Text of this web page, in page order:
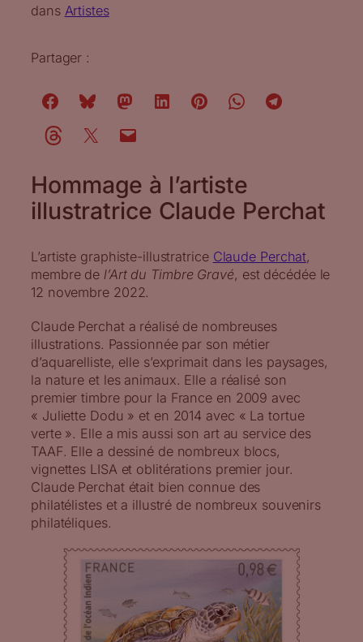
dans Artistes
Partager :
Hommage à l’artiste
illustratrice Claude Perchat
L’artiste graphiste-illustratrice Claude Perchat,
membre de l’Art du Timbre Gravé, est décédée le
12 novembre 2022.
Claude Perchat a réalisé de nombreuses
illustrations. Passionnée par son métier
d’aquarelliste, elle s’exprimait dans les paysages,
la nature et les animaux. Elle a réalisé son
premier timbre pour la France en 2009 avec
« Juliette Dodu » et en 2014 avec « La tortue
verte ». Elle a mis aussi son art au service des
TAAF. Elle a dessiné de nombreux blocs,
vignettes LISA et oblitérations premier jour.
Claude Perchat était bien connue des
philatélistes et a illustré de nombreux souvenirs
philatéliques.